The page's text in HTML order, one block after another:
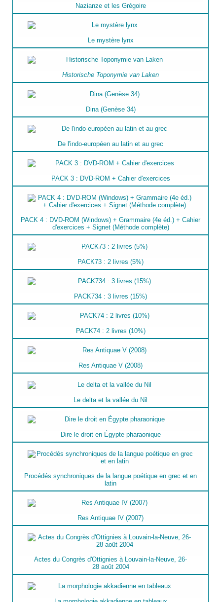
Nazianze et les Grégoire
Le mystère lynx
Historische Toponymie van Laken
Dina (Genèse 34)
De l'indo-européen au latin et au grec
PACK 3 : DVD-ROM + Cahier d'exercices
PACK 4 : DVD-ROM (Windows) + Grammaire (4e éd.) + Cahier
d'exercices + Signet (Méthode complète)
PACK73 : 2 livres (5%)
PACK734 : 3 livres (15%)
PACK74 : 2 livres (10%)
Res Antiquae V (2008)
Le delta et la vallée du Nil
Dire le droit en Égypte pharaonique
Procédés synchroniques de la langue poétique en grec et en
latin
Res Antiquae IV (2007)
Actes du Congrès d'Ottignies à Louvain-la-Neuve, 26-
28 août 2004